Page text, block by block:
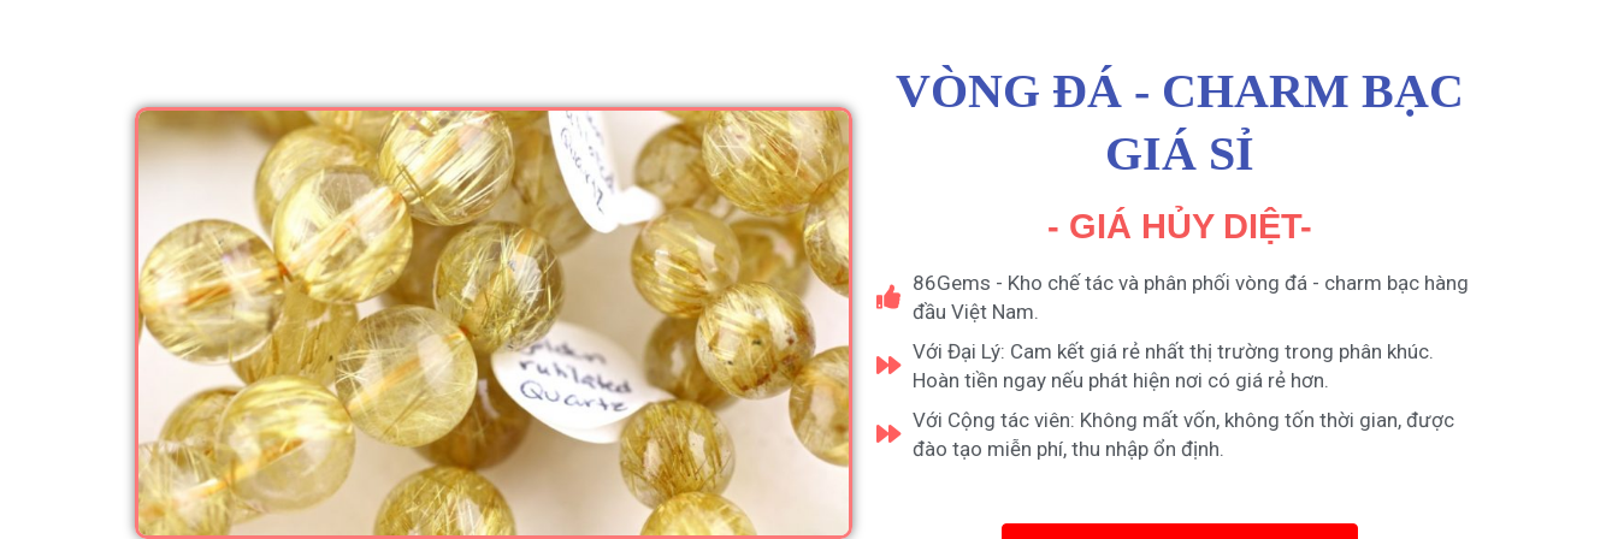
VÒNG ĐÁ - CHARM BẠC
GIÁ SỈ
- GIÁ HỦY DIỆT-
86Gems - Kho chế tác và phân phối vòng đá - charm bạc hàng
đầu Việt Nam.
Với Đại Lý: Cam kết giá rẻ nhất thị trường trong phân khúc.
Hoàn tiền ngay nếu phát hiện nơi có giá rẻ hơn.
Với Cộng tác viên: Không mất vốn, không tốn thời gian, được
đào tạo miễn phí, thu nhập ổn định.